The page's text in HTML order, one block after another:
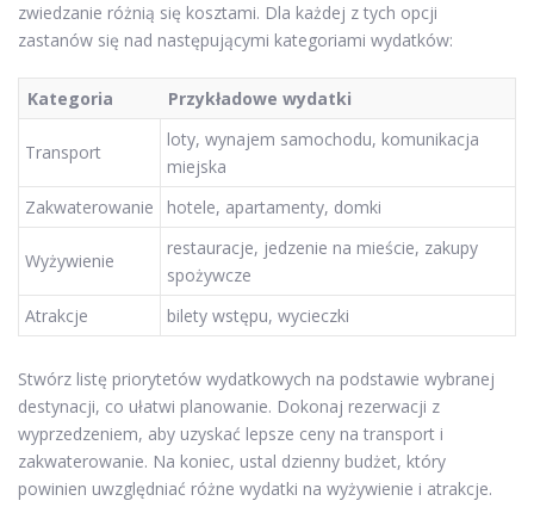
zwiedzanie różnią się kosztami. Dla każdej z tych opcji
zastanów się nad następującymi kategoriami wydatków:
Kategoria Przykładowe wydatki
Transport
loty, wynajem samochodu, komunikacja
miejska
Zakwaterowanie
hotele, apartamenty, domki
Wyżywienie
restauracje, jedzenie na mieście, zakupy
spożywcze
Atrakcje
bilety wstępu, wycieczki
Stwórz listę priorytetów wydatkowych na podstawie wybranej
destynacji, co ułatwi planowanie. Dokonaj rezerwacji z
wyprzedzeniem, aby uzyskać lepsze ceny na transport i
zakwaterowanie. Na koniec, ustal dzienny budżet, który
powinien uwzględniać różne wydatki na wyżywienie i atrakcje.